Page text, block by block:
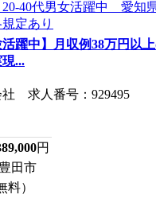
活躍中】月収例38万円以
...
社 求人番号：929495
円
田市
料）